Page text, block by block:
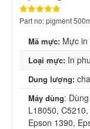
Part no: pigment
Mã mực: Mực in
Loại mực: In
Dung lượng:
Máy dùng:
L18050,
Epson 1390,